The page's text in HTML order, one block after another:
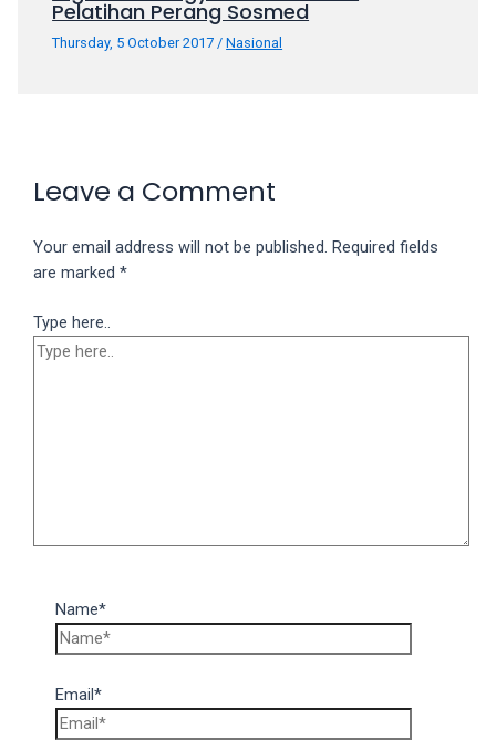
Pelatihan Perang Sosmed
Thursday, 5 October 2017/Nasional
Leave a Comment
Your email address will not be published. Required fields
are marked*
Type here..
Name*
Email*